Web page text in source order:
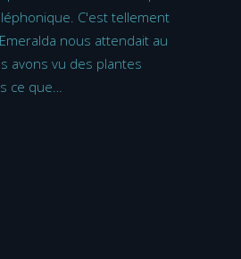
C'est tellement
nous attendait au
avons vu des plantes
ce que…